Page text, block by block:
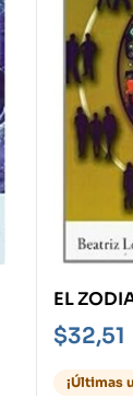
EL
$32,51
¡Últimas